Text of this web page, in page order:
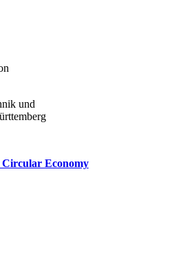
und
Circular Economy